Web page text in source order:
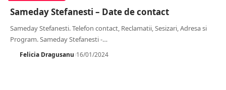
Sameday Stefanesti – Date de contact
Sameday Stefanesti. Telefon contact, Reclamatii, Sesizari, Adresa si
Program. Sameday Stefanesti -…
Felicia Dragusanu 16/01/2024